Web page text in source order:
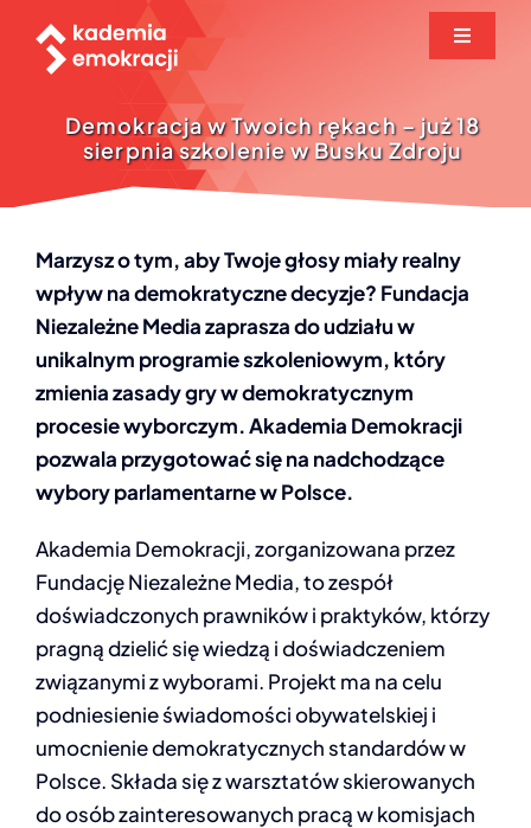
zawartości
Toggle
Baza wiedzy
Seminaria
Aktualności
Demokracja w Twoich rękach – już 18
sierpnia szkolenie w Busku Zdroju
Marzysz o tym, aby Twoje głosy miały realny
wpływ na demokratyczne decyzje? Fundacja
Niezależne Media zaprasza do udziału w
unikalnym programie szkoleniowym, który
zmienia zasady gry w demokratycznym
procesie wyborczym. Akademia Demokracji
pozwala przygotować się na nadchodzące
wybory parlamentarne w Polsce.
Akademia Demokracji, zorganizowana przez
Fundację Niezależne Media, to zespół
doświadczonych prawników i praktyków, którzy
pragną dzielić się wiedzą i doświadczeniem
związanymi z wyborami. Projekt ma na celu
podniesienie świadomości obywatelskiej i
umocnienie demokratycznych standardów w
Polsce. Składa się z warsztatów skierowanych
do osób zainteresowanych pracą w komisjach